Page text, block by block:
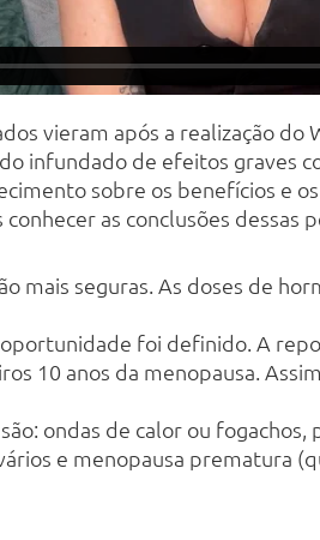
vieram após a realização
infundado de efeitos graves
sobre os benefícios e
as conclusões dessas
mais seguras. As doses de
foi definido. A
10 anos da menopausa.
ondas de calor ou
e menopausa prematura